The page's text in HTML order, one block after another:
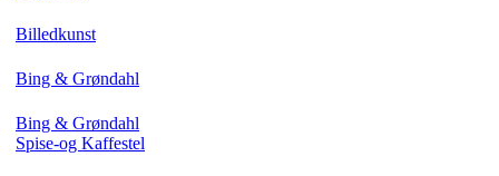
Billedkunst
Bing & Grøndahl
Bing & Grøndahl
Spise-og Kaffestel